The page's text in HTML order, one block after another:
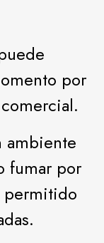
por
ambiente
fumar por
permitido